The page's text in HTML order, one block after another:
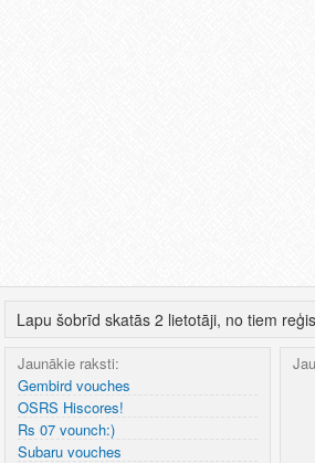
Lapu šobrīd skatās 2 lietotāji, no tiem
Jaunākie raksti:
Gembird vouches
OSRS Hiscores!
Rs 07 vounch:)
Subaru vouches